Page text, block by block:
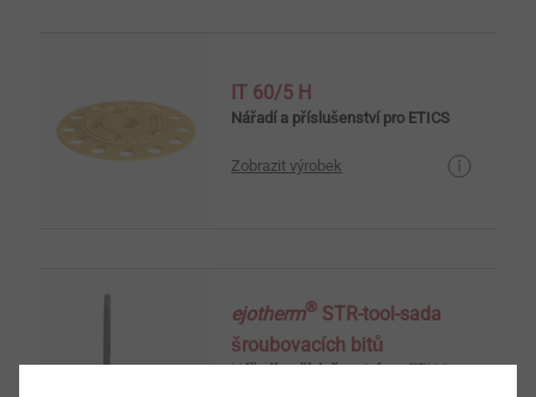
IT 60/5 H
Nářadí a příslušenství pro ETICS
Zobrazit výrobek
ejotherm® STR-tool-sada
šroubovacích bitů
Nářadí a příslušenství pro ETICS